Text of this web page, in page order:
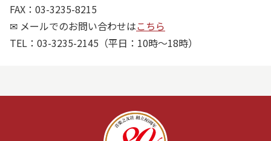
FAX：03-3235-8215
✉ メールでのお問い合わせはこちら
TEL：03-3235-2145（平日：10時～18時）